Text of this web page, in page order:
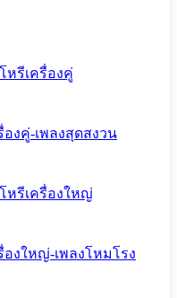
หรีเครื่องคู่
องคู่-เพลงสุดสงวน
หรีเครื่องใหญ่
องใหญ่-เพลงโหมโรง